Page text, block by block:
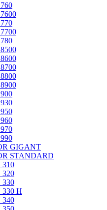
GIGANT
STANDARD
310
320
330
330 H
340